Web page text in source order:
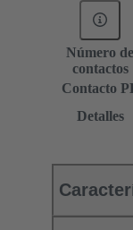
Número de
contactos
Contacto
Detalles